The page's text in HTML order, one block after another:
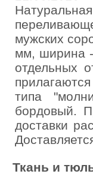
мужских
мм, ширина -
отдельных
типа
бордовый.
доставки
Ткань и